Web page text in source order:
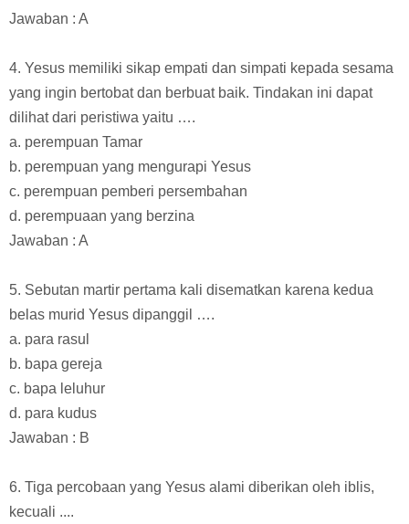
Jawaban : A
4. Yesus memiliki sikap empati dan simpati kepada sesama
yang ingin bertobat dan berbuat baik. Tindakan ini dapat
dilihat dari peristiwa yaitu ….
a. perempuan Tamar
b. perempuan yang mengurapi Yesus
c. perempuan pemberi persembahan
d. perempuaan yang berzina
Jawaban : A
5. Sebutan martir pertama kali disematkan karena kedua
belas murid Yesus dipanggil ….
a. para rasul
b. bapa gereja
c. bapa leluhur
d. para kudus
Jawaban : B
6. Tiga percobaan yang Yesus alami diberikan oleh iblis,
kecuali ....